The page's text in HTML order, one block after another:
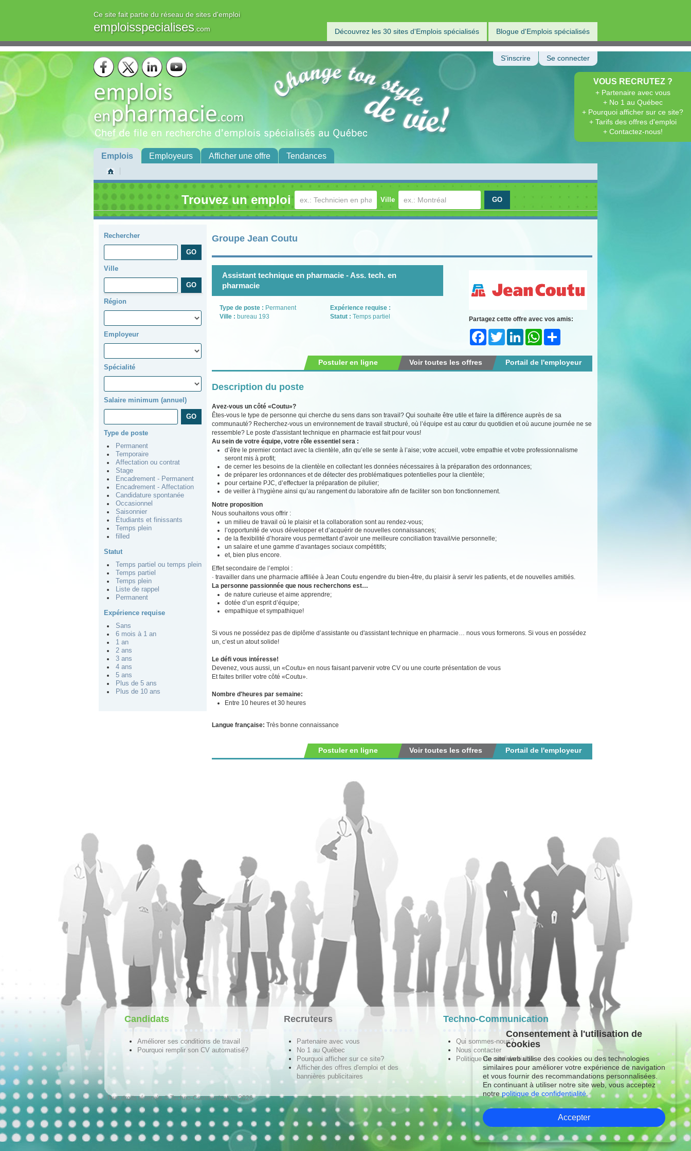
Ce site fait partie du réseau de sites d'emploi
emploisspecialises.com Découvrez les 30 sites d'Emplois spécialisés Blogue d'Emplois spécialisés
VOUS RECRUTEZ ?
+ Partenaire avec vous
+ No 1 au Québec
+ Pourquoi afficher sur ce site?
+ Tarifs des offres d'emploi
+ Contactez-nous!
S'inscrire Se connecter
Emplois Employeurs Afficher une offre Tendances
Trouvez un emploi Ville
Rechercher
Ville
Région
Employeur
Spécialité
Salaire minimum (annuel)
Type de poste
Permanent
Temporaire
Affectation ou contrat
Stage
Encadrement - Permanent
Encadrement - Affectation
Candidature spontanée
Occasionnel
Saisonnier
Étudiants et finissants
Temps plein
filled
Statut
Temps partiel ou temps plein
Temps partiel
Temps plein
Liste de rappel
Permanent
Expérience requise
Sans
6 mois à 1 an
1 an
2 ans
3 ans
4 ans
5 ans
Plus de 5 ans
Plus de 10 ans
Groupe Jean Coutu
Assistant technique en pharmacie - Ass. tech. en
pharmacie
Type de poste : Permanent
Ville : bureau 193
Expérience requise :
Statut : Temps partiel
Partagez cette offre avec vos amis:
FacebookTwitter LinkedInWhatsApp
Portail de l'employeur
Voir toutes les offres
Postuler en ligne
Description du poste
Avez-vous un côté «Coutu»?
Êtes-vous le type de personne qui cherche du sens dans son travail? Qui souhaite être utile et faire la différence auprès de sa
communauté? Recherchez-vous un environnement de travail structuré, où l’équipe est au cœur du quotidien et où aucune journée ne se
ressemble? Le poste d'assistant technique en pharmacie est fait pour vous!
Au sein de votre équipe, votre rôle essentiel sera :
d’être le premier contact avec la clientèle, afin qu’elle se sente à l’aise; votre accueil, votre empathie et votre professionnalisme
seront mis à profit;
de cerner les besoins de la clientèle en collectant les données nécessaires à la préparation des ordonnances;
de préparer les ordonnances et de détecter des problématiques potentielles pour la clientèle;
pour certaine PJC, d’effectuer la préparation de pilulier;
de veiller à l’hygiène ainsi qu’au rangement du laboratoire afin de faciliter son bon fonctionnement.
Notre proposition
Nous souhaitons vous offrir :
un milieu de travail où le plaisir et la collaboration sont au rendez-vous;
l’opportunité de vous développer et d’acquérir de nouvelles connaissances;
de la flexibilité d’horaire vous permettant d’avoir une meilleure conciliation travail/vie personnelle;
un salaire et une gamme d’avantages sociaux compétitifs;
et, bien plus encore.
Effet secondaire de l’emploi :
· travailler dans une pharmacie affiliée à Jean Coutu engendre du bien-être, du plaisir à servir les patients, et de nouvelles amitiés.
La personne passionnée que nous recherchons est…
de nature curieuse et aime apprendre;
dotée d’un esprit d’équipe;
empathique et sympathique!
Si vous ne possédez pas de diplôme d’assistante ou d'assistant technique en pharmacie… nous vous formerons. Si vous en possédez
un, c’est un atout solide!
Le défi vous intéresse!
Devenez, vous aussi, un «Coutu» en nous faisant parvenir votre CV ou une courte présentation de vous
Et faites briller votre côté «Coutu».
Nombre d'heures par semaine:
Entre 10 heures et 30 heures
Langue française: Très bonne connaissance
Portail de l'employeur
Voir toutes les offres
Postuler en ligne
Candidats
Améliorer ses conditions de travail
Pourquoi remplir son CV automatisé?
Recruteurs
Partenaire avec vous
No 1 au Québec
Pourquoi afficher sur ce site?
Afficher des offres d'emploi et des
bannières publicitaires
Techno-Communication
Qui sommes-nous?
Nous contacter
Politique de confidentialité
Tous droits réservés © Techno-Communication 2026
Consentement à l'utilisation de
cookies
Ce site web utilise des cookies ou des technologies
similaires pour améliorer votre expérience de navigation
et vous fournir des recommandations personnalisées.
En continuant à utiliser notre site web, vous acceptez
notre politique de confidentialité.
Accepter